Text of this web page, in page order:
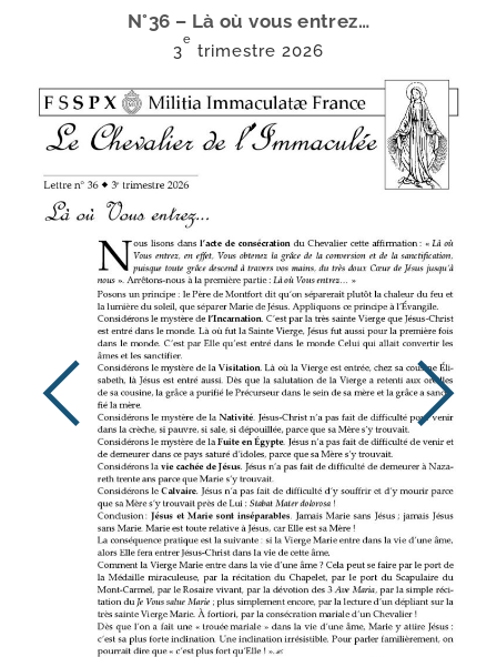
N°36 – Là où vous entrez…
3
e
tri­mestre 2026